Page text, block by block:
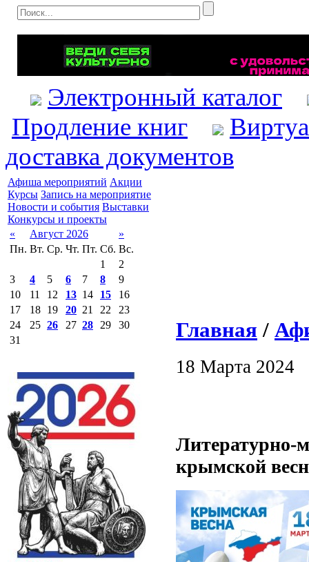
Электронный каталог
Продление книг
доставка документов
Афиша мероприятий Акции
Курсы Запись на мероприятие
Новости и события Выставки
Конкурсы и проекты
«
Август 2026
»
Пн. Вт. Ср. Чт. Пт. Сб. Вс.
1
2
3
4 5 6 7 8
9
10
11 12 13 14 15
16
17
18 19 20 21 22
23
24
25 26 27 28 29
30
31
Главная /
18 Марта 2024
Литературно-
крымской